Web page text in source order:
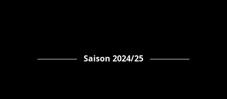
Saison 2024/25